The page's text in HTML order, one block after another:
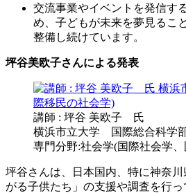
交流事業やイベントを発信す
め、子どもが未来を夢見るこ
整備し続けています。
坪谷美欧子さんによる発表
講師 : 坪谷 美欧子 氏
横浜市立大学 国際総合科学
専門分野:社会学(国際社会学
坪谷さんは、日本国内、特に神奈
がる子供たち」の支援や調査を行